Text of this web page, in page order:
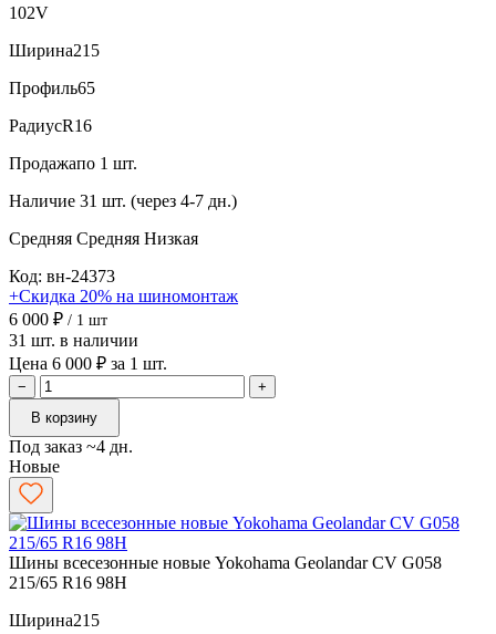
102V
Ширина215
Профиль65
РадиусR16
Продажапо 1 шт.
Наличие 31 шт. (через 4-7 дн.)
Средняя Средняя Низкая
Код: вн-24373
+Скидка 20% на шиномонтаж
6 000 ₽ / 1 шт
31 шт. в наличии
Цена 6 000 ₽ за 1 шт.
−
+
В корзину
Под заказ ~4 дн.
Новые
Шины всесезонные новые Yokohama Geolandar CV G058
215/65 R16 98H
Ширина215